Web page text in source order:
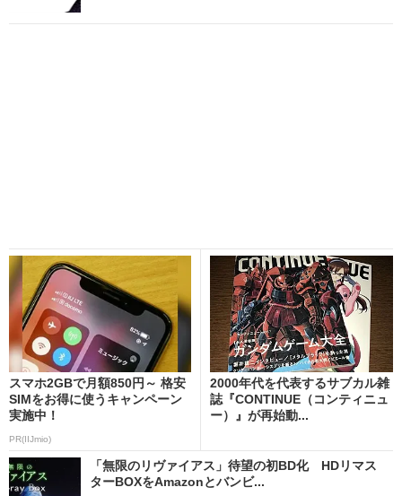
スマホ2GBで月額850円～ 格安
SIMをお得に使うキャンペーン
実施中！
PR(IIJmio)
2000年代を代表するサブカル雑
誌『CONTINUE（コンティニュ
ー）』が再始動...
「無限のリヴァイアス」待望の初BD化 HDリマス
ターBOXをAmazonとバンビ...